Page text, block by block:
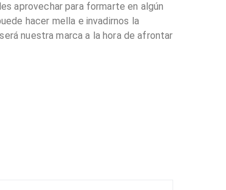
aprovechar para formarte en algún
hacer mella e invadirnos la
nuestra marca a la hora de afrontar